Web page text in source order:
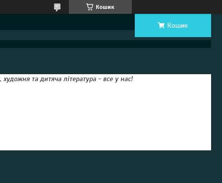
Кошик
Кошик
та дитяча література - все у нас!